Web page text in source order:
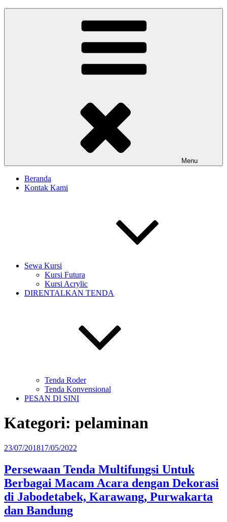
Menu
Beranda
Kontak Kami
Sewa Kursi
Kursi Futura
Kursi Acrylic
DIRENTALKAN TENDA
Tenda Roder
Tenda Konvensional
PESAN DI SINI
Kategori: pelaminan
Diposkan
23/07/201817/05/2022
Persewaan Tenda Multifungsi Untuk
Berbagai Macam Acara dengan Dekorasi
di Jabodetabek, Karawang, Purwakarta
dan Bandung